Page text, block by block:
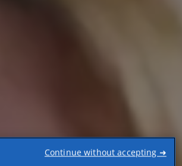
Continue without accepting ➜